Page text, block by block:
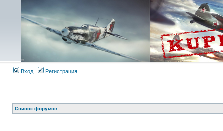
Вход Регистрация
Список форумов